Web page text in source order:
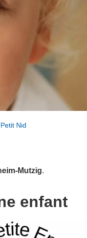
Nid
Mutzig.
enfant